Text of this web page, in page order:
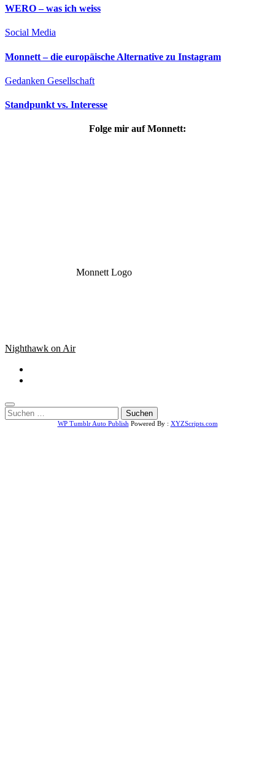
WERO – was ich weiss
Social Media
Monnett – die europäische Alternative zu Instagram
Gedanken Gesellschaft
Standpunkt vs. Interesse
Folge mir auf Monnett:
Monnett Logo
Nighthawk on Air
Suchen
nach:
WP Tumblr Auto PublishPowered By : XYZScripts.com